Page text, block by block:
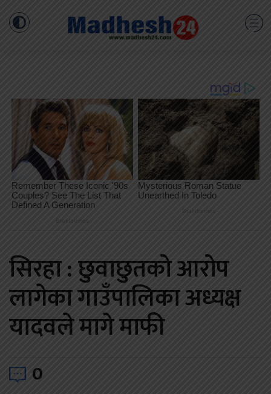
सिरहा : छुवाछुतको आरोप
लागेका गाउँपालिका अध्यक्ष
यादवले मागे माफी
0